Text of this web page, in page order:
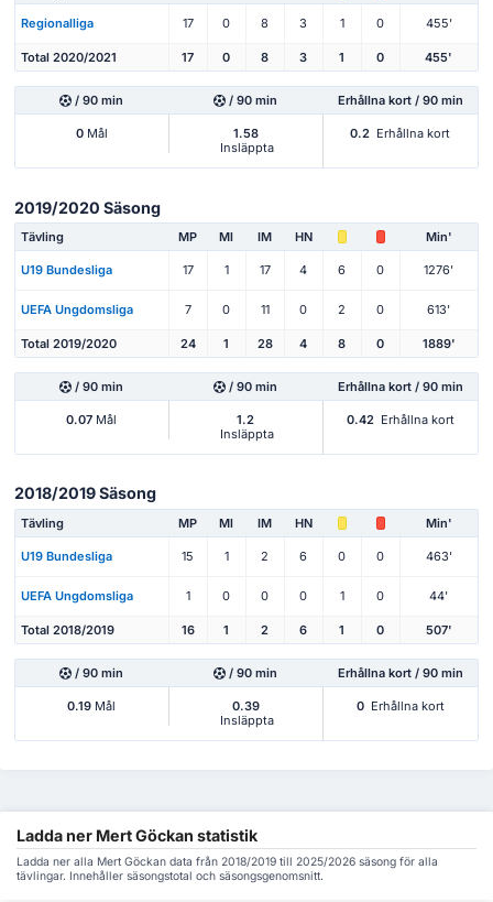
Regionalliga 17 0 8 3 1 0 455'
Total 2020/2021 17 0 8 3 1 0 455'
/ 90 min / 90 min Erhållna kort / 90 min
0Mål
1.58
Insläppta
0.2 Erhållna kort
2019/2020 Säsong
Tävling MP Ml IM HN Min'
U19 Bundesliga 17 1 17 4 6 0 1276'
UEFA Ungdomsliga 7 0 11 0 2 0 613'
Total 2019/2020 24 1 28 4 8 0 1889'
/ 90 min / 90 min Erhållna kort / 90 min
0.07 Mål
1.2
Insläppta
0.42 Erhållna kort
2018/2019 Säsong
Tävling MP Ml IM HN Min'
U19 Bundesliga 15 1 2 6 0 0 463'
UEFA Ungdomsliga 1 0 0 0 1 0 44'
Total 2018/2019 16 1 2 6 1 0 507'
/ 90 min / 90 min Erhållna kort / 90 min
0.19 Mål
0.39
Insläppta
0 Erhållna kort
Ladda ner Mert Göckan statistik
Ladda ner alla Mert Göckan data från 2018/2019 till 2025/2026 säsong för alla
tävlingar. Innehåller säsongstotal och säsongsgenomsnitt.